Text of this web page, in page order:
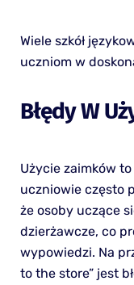
Wiele szkół
uczniom w
Błędy W
Użycie zaimków
uczniowie często
że osoby uczące
dzierżawcze, co
wypowiedzi. Na
to the store” jest